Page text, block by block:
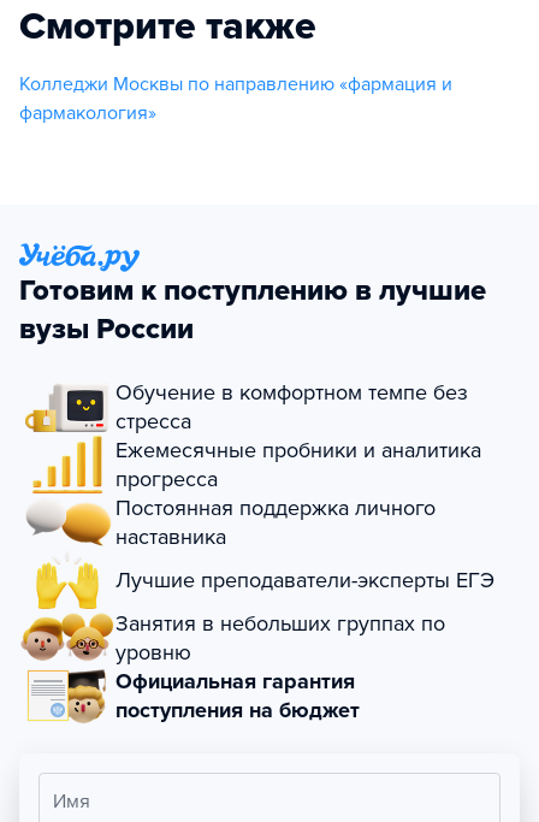
Смотрите также
Колледжи Москвы по направлению «фармация и
фармакология»
Готовим к поступлению в лучшие
вузы России
Обучение в комфортном темпе без
стресса
Ежемесячные пробники и аналитика
прогресса
Постоянная поддержка личного
наставника
Лучшие преподаватели-эксперты ЕГЭ
Занятия в небольших группах по
уровню
Официальная гарантия
поступления на бюджет
Имя